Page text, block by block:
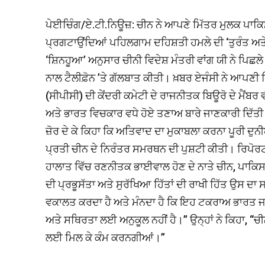
ਪੇਈਚਿੰਗ/ਏ.ਟੀ.ਨਿਊਜ਼: ਚੀਨ ਨੇ ਆਪਣੇ ਮਿੱਤਰ ਮੁਲਕ
ਪ੍ਰਗਟਾਉਂਦਿਆਂ ਪਹਿਲਗਾਮ ਦਹਿਸ਼ਤੀ ਹਮਲੇ ਦੀ ‘ਤੁਰੰਤ ਅਤੇ
‘ਸ਼ਿਨਹੂਆ’ ਅਨੁਸਾਰ ਚੀਨੀ ਵਿਦੇਸ਼ ਮੰਤਰੀ ਵਾਂਗ ਯੀ ਨੇ
ਨਾਲ ਟੈਲੀਫ਼ੋਨ ’ਤੇ ਗੱਲਬਾਤ ਕੀਤੀ। ਖ਼ਬਰ ਏਜੰਸੀ ਨੇ ਆਪਣੀ
(ਸੀਪੀਸੀ) ਦੀ ਕੇਂਦਰੀ ਕਮੇਟੀ ਦੇ ਰਾਜਨੀਤਕ ਬਿਊਰੋ ਦੇ
ਅਤੇ ਭਾਰਤ ਵਿਚਕਾਰ ਵਧੇ ਹੋਏ ਤਣਾਅ ਬਾਰੇ ਜਾਣਕਾਰੀ
ਜ਼ੋਰ ਦੇ ਕੇ ਕਿਹਾ ਕਿ ਅਤਿਵਾਦ ਦਾ ਮੁਕਾਬਲਾ ਕਰਨਾ ਪੂਰੀ
ਪ੍ਰਤੀ ਚੀਨ ਦੇ ਨਿਰੰਤਰ ਸਮਰਥਨ ਦੀ ਪੁਸ਼ਟੀ ਕੀਤੀ।
ਹਾਲਾਤ ਵਿੱਚ ਰਣਨੀਤਕ ਭਾਈਵਾਲ ਹੋਣ ਦੇ ਨਾਤੇ ਚੀਨ,
ਦੀ ਪ੍ਰਭੂਸੱਤਾ ਅਤੇ ਸੁਰੱਖਿਆ ਹਿੱਤਾਂ ਦੀ ਰਾਖੀ ਹਿੱਤ ਉਸ ਦਾ
ਵਕਾਲਤ ਕਰਦਾ ਹੈ ਅਤੇ ਮੰਨਦਾ ਹੈ ਕਿ ਇਹ ਟਕਰਾਅ ਭਾਰਤ
ਅਤੇ ਸਥਿਰਤਾ ਲਈ ਅਨੁਕੂਲ ਨਹੀਂ ਹੈ।’’ ਉਨ੍ਹਾਂ ਨੇ ਕਿਹਾ,
ਲਈ ਮਿਲ ਕੇ ਕੰਮ ਕਰਨਗੀਆਂ।’’